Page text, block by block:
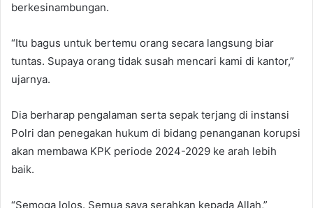
berkesinambungan.
“Itu bagus untuk bertemu orang secara langsung biar
tuntas. Supaya orang tidak susah mencari kami di kantor,”
ujarnya.
Dia berharap pengalaman serta sepak terjang di instansi
Polri dan penegakan hukum di bidang penanganan korupsi
akan membawa KPK periode 2024-2029 ke arah lebih
baik.
“Semoga lolos. Semua saya serahkan kepada Allah,”